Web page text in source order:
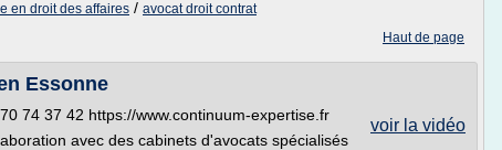
en droit des affaires / avocat droit contrat
Haut de page
Essonne
voir la vidéo
74 37 42 https://www.continuum-expertise.fr
avec des cabinets d'avocats spécialisés